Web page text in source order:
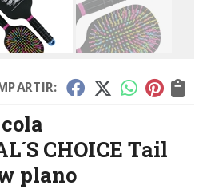
CHOICE Tail
plano